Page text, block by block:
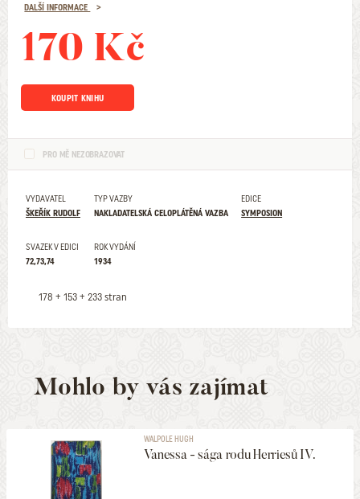
DALŠÍ INFORMACE
170 Kč
KOUPIT KNIHU
PRO MĚ NEZOBRAZOVAT
VYDAVATEL
ŠKEŘÍK RUDOLF
TYP VAZBY
NAKLADATELSKÁ CELOPLÁTĚNÁ VAZBA
EDICE
SYMPOSION
SVAZEK V EDICI
72,73,74
ROK VYDÁNÍ
1934
178 + 153 + 233 stran
Mohlo by vás zajímat
WALPOLE HUGH
Vanessa - sága rodu Herriesů IV.